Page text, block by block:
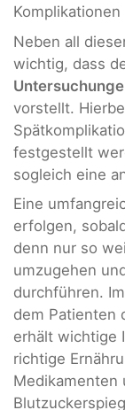
Neben all
wichtig, dass
vorstellt.
festgestellt
sogleich eine
Eine
erfolgen,
denn nur so
umzugehen
durchführen.
dem Patienten
erhält wichtige
richtige
Medikamenten